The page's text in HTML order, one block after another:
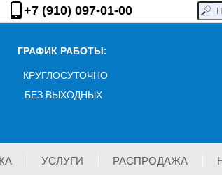
+7 (910) 097-01-00
ГРАФИК РАБОТЫ:
КРУГЛОСУТОЧНО
БЕЗ ВЫХОДНЫХ
УСЛУГИ РАСПРОДАЖА